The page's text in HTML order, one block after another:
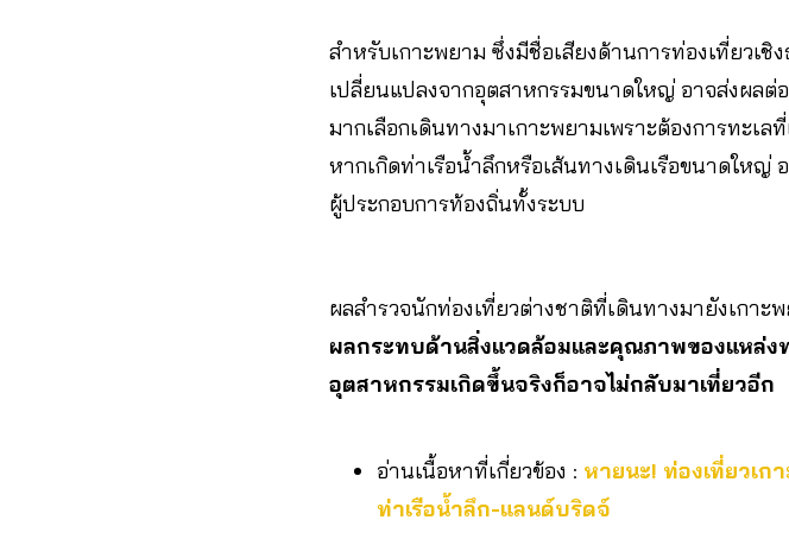
สำหรับเกาะพยาม ซึ่งมีชื่อเสียงด้านการท่องเที่ยวเ
เปลี่ยนแปลงจากอุตสาหกรรมขนาดใหญ่ อาจส่งผล
มากเลือกเดินทางมาเกาะพยามเพราะต้องการทะเ
หากเกิดท่าเรือน้ำลึกหรือเส้นทางเดินเรือขนาดใหญ่
ผู้ประกอบการท้องถิ่นทั้งระบบ
ผลสำรวจนักท่องเที่ยวต่างชาติที่เดินทางมายังเกาะ
ผลกระทบด้านสิ่งแวดล้อมและคุณภาพของแหล่ง
อุตสาหกรรมเกิดขึ้นจริงก็อาจไม่กลับมาเที่ยวอีก
อ่านเนื้อหาที่เกี่ยวข้อง : หายนะ! ท่องเที่ยวเก
ท่าเรือน้ำลึก-แลนด์บริดจ์